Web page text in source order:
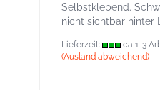
Selbstklebend.
nicht sichtbar hinter
Lieferzeit:
ca 1-3
(Ausland abweichend)